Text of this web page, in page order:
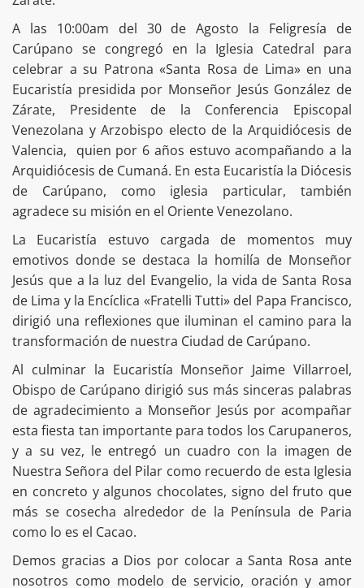
A las 10:00am del 30 de Agosto la Feligresía de
Carúpano se congregó en la Iglesia Catedral para
celebrar a su Patrona «Santa Rosa de Lima» en una
Eucaristía presidida por Monseñor Jesús González de
Zárate, Presidente de la Conferencia Episcopal
Venezolana y Arzobispo electo de la Arquidiócesis de
Valencia, quien por 6 años estuvo acompañando a la
Arquidiócesis de Cumaná. En esta Eucaristía la Diócesis
de Carúpano, como iglesia particular, también
agradece su misión en el Oriente Venezolano.
La Eucaristía estuvo cargada de momentos muy
emotivos donde se destaca la homilía de Monseñor
Jesús que a la luz del Evangelio, la vida de Santa Rosa
de Lima y la Encíclica «Fratelli Tutti» del Papa Francisco,
dirigió una reflexiones que iluminan el camino para la
transformación de nuestra Ciudad de Carúpano.
Al culminar la Eucaristía Monseñor Jaime Villarroel,
Obispo de Carúpano dirigió sus más sinceras palabras
de agradecimiento a Monseñor Jesús por acompañar
esta fiesta tan importante para todos los Carupaneros,
y a su vez, le entregó un cuadro con la imagen de
Nuestra Señora del Pilar como recuerdo de esta Iglesia
en concreto y algunos chocolates, signo del fruto que
más se cosecha alrededor de la Península de Paria
como lo es el Cacao.
Demos gracias a Dios por colocar a Santa Rosa ante
nosotros como modelo de servicio, oración y amor